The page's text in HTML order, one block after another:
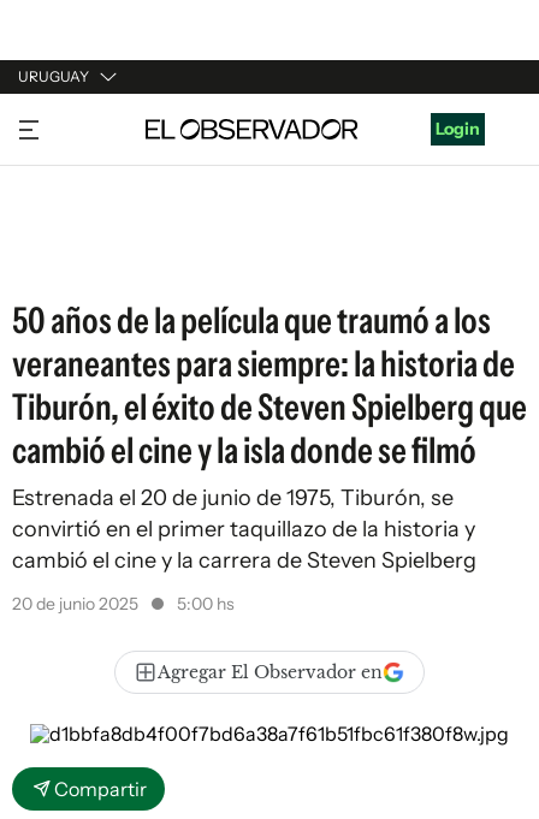
URUGUAY
URUGUAY
ARGENTINA
Login
50 años de la película que traumó a los
veraneantes para siempre: la historia de
Tiburón, el éxito de Steven Spielberg que
cambió el cine y la isla donde se filmó
Estrenada el 20 de junio de 1975, Tiburón, se
convirtió en el primer taquillazo de la historia y
cambió el cine y la carrera de Steven Spielberg
20 de junio 2025 5:00 hs
Agregar El Observador en
Compartir